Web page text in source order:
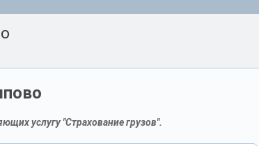
услугу "Страхование грузов".